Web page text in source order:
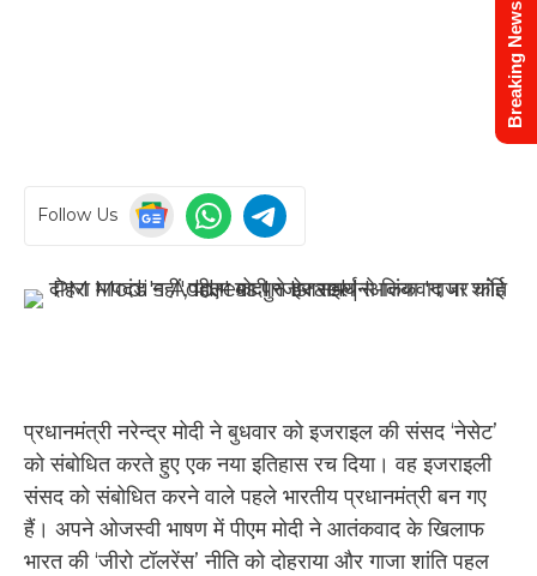
Follow Us
प्रधानमंत्री नरेन्द्र मोदी ने बुधवार को इजराइल की संसद ‘नेसेट’
को संबोधित करते हुए एक नया इतिहास रच दिया। वह इजराइली
संसद को संबोधित करने वाले पहले भारतीय प्रधानमंत्री बन गए
हैं। अपने ओजस्वी भाषण में पीएम मोदी ने आतंकवाद के खिलाफ
भारत की ‘जीरो टॉलरेंस’ नीति को दोहराया और गाजा शांति पहल
Breaking News